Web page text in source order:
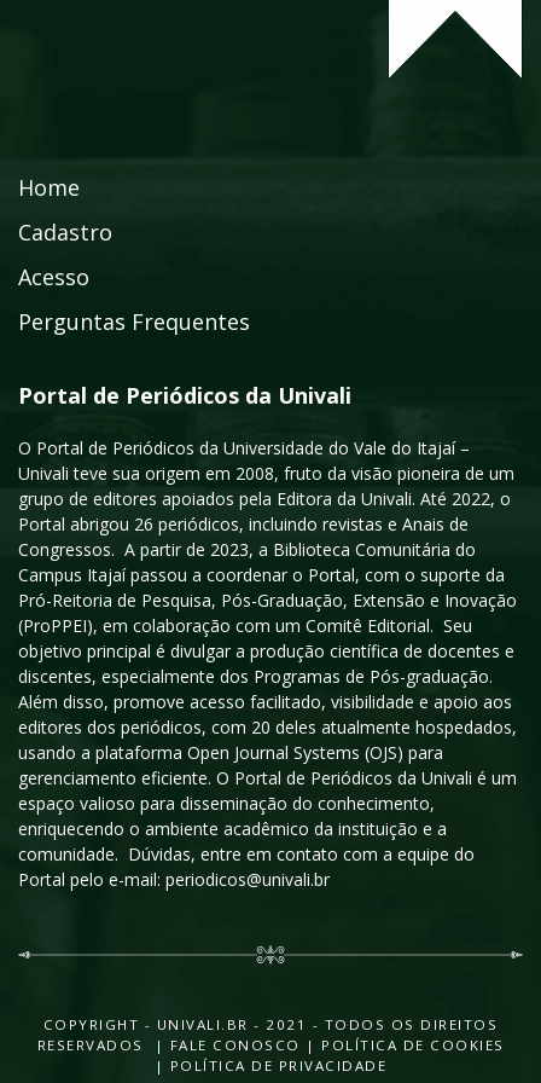
Home
Cadastro
Acesso
Perguntas Frequentes
Portal de Periódicos da Univali
O Portal de Periódicos da Universidade do Vale do Itajaí –
Univali teve sua origem em 2008, fruto da visão pioneira de um
grupo de editores apoiados pela Editora da Univali. Até 2022, o
Portal abrigou 26 periódicos, incluindo revistas e Anais de
Congressos. A partir de 2023, a Biblioteca Comunitária do
Campus Itajaí passou a coordenar o Portal, com o suporte da
Pró-Reitoria de Pesquisa, Pós-Graduação, Extensão e Inovação
(ProPPEI), em colaboração com um Comitê Editorial. Seu
objetivo principal é divulgar a produção científica de docentes e
discentes, especialmente dos Programas de Pós-graduação.
Além disso, promove acesso facilitado, visibilidade e apoio aos
editores dos periódicos, com 20 deles atualmente hospedados,
usando a plataforma Open Journal Systems (OJS) para
gerenciamento eficiente. O Portal de Periódicos da Univali é um
espaço valioso para disseminação do conhecimento,
enriquecendo o ambiente acadêmico da instituição e a
comunidade. Dúvidas, entre em contato com a equipe do
Portal pelo e-mail: periodicos@univali.br
COPYRIGHT - UNIVALI.BR - 2021 - TODOS OS DIREITOS
RESERVADOS |
FALE CONOSCO | POLÍTICA DE COOKIES
| POLÍTICA DE PRIVACIDADE